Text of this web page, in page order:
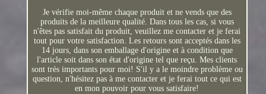
Je vérifie moi-même chaque produit et ne vends que des
produits de la meilleure qualité. Dans tous les cas, si vous
n'êtes pas satisfait du produit, veuillez me contacter et je ferai
tout pour votre satisfaction. Les retours sont acceptés dans les
14 jours, dans son emballage d'origine et à condition que
l'article soit dans son état d'origine tel que reçu. Mes clients
sont très importants pour moi! S'il y a le moindre problème ou
question, n'hésitez pas à me contacter et je ferai tout ce qui est
en mon pouvoir pour vous satisfaire!